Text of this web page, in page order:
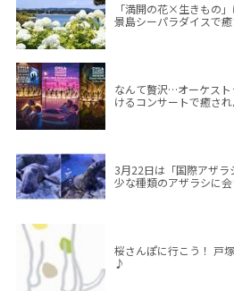
「満開の花×生きもの
景島シーパラダイスで
なんて贅沢…オーケス
けるコンサートで癒され
3月22日は「国際アザラ
少な種類のアザラシに
桜さんぽに行こう！ 戸
♪